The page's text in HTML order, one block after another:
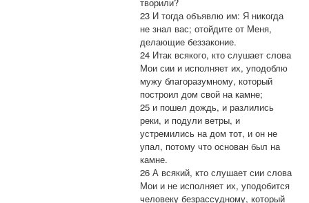
23 И тогда объявлю им: Я никогда
не знал вас; отойдите от Меня,
делающие беззаконие.
24 Итак всякого, кто слушает слова
Мои сии и исполняет их, уподоблю
мужу благоразумному, который
построил дом свой на камне;
25 и пошел дождь, и разлились
реки, и подули ветры, и
устремились на дом тот, и он не
упал, потому что основан был на
камне.
26 А всякий, кто слушает сии слова
Мои и не исполняет их, уподобится
человеку безрассудному, который